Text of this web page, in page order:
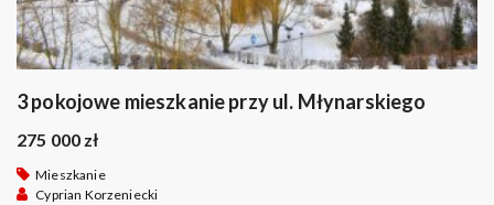
3 pokojowe mieszkanie przy ul. Młynarskiego
275 000 zł
Mieszkanie
Cyprian Korzeniecki